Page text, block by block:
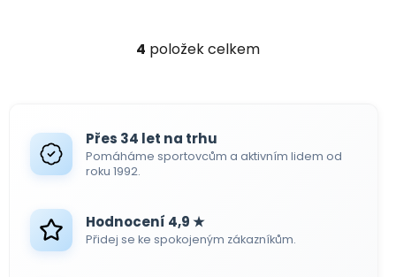
O
d
a
p
r
v
4 položek celkem
Přes 34 let na trhu
Pomáháme sportovcům a aktivním lidem od
roku 1992.
Hodnocení 4,9 ★
Přidej se ke spokojeným zákazníkům.